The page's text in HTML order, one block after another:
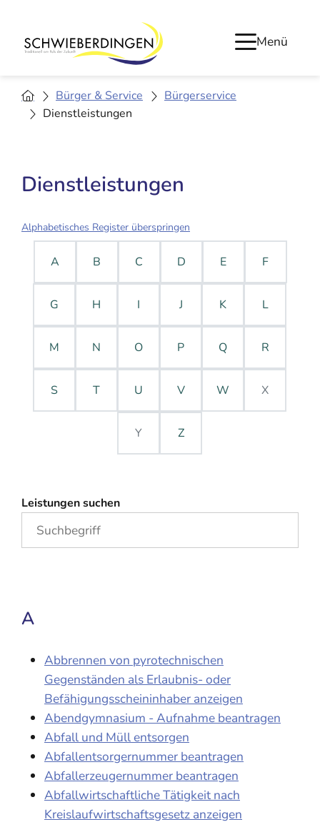
Menü
Bürger & Service
Bürgerservice
Dienstleistungen
Dienstleistungen
Alphabetisches Register überspringen
A B C D E F
G H I J K L
M N O P Q R
S T U V W X
Y Z
Leistungen suchen
A
Abbrennen von pyrotechnischen
Gegenständen als Erlaubnis- oder
Befähigungsscheininhaber anzeigen
Abendgymnasium - Aufnahme beantragen
Abfall und Müll entsorgen
Abfallentsorgernummer beantragen
Abfallerzeugernummer beantragen
Abfallwirtschaftliche Tätigkeit nach
Kreislaufwirtschaftsgesetz anzeigen